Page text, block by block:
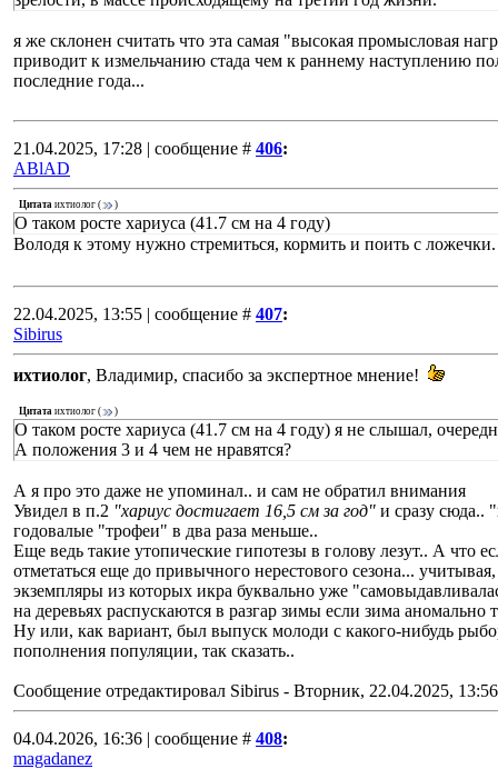
я же склонен считать что эта самая "высокая промысловая
приводит к измельчанию стада чем к раннему наступлению
последние года...
21.04.2025, 17:28 | сообщение # 406:
ABlAD
Цитата ихтиолог ( )
О таком росте хариуса (41.7 см на 4 году)
Володя к этому нужно стремиться, кормить и поить с
22.04.2025, 13:55 | сообщение # 407:
Sibirus
ихтиолог, Владимир, спасибо за экспертное мнение!
Цитата ихтиолог ( )
О таком росте хариуса (41.7 см на 4 году) я не слышал,
А положения 3 и 4 чем не нравятся?
А я про это даже не упоминал.. и сам не обратил внимания
Увидел в п.2 "хариус достигает 16,5 см за год" и сразу сюда..
годовалые "трофеи" в два раза меньше..
Еще ведь такие утопические гипотезы в голову лезут.. А что
отметаться еще до привычного нерестового сезона...
экземпляры из которых икра буквально уже
на деревьях распускаются в разгар зимы если зима аномально
Ну или, как вариант, был выпуск молоди с какого-нибудь
пополнения популяции, так сказать..
Сообщение отредактировал Sibirus - Вторник, 22.04.2025, 13:56
04.04.2026, 16:36 | сообщение # 408:
magadanez